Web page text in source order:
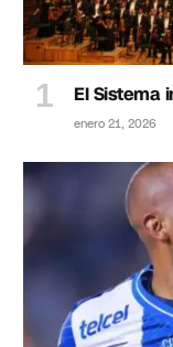
El Sistema
enero 21, 2026